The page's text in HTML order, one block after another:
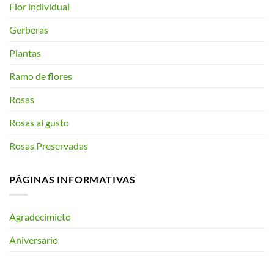
Flor individual
Gerberas
Plantas
Ramo de flores
Rosas
Rosas al gusto
Rosas Preservadas
PÁGINAS INFORMATIVAS
Agradecimieto
Aniversario